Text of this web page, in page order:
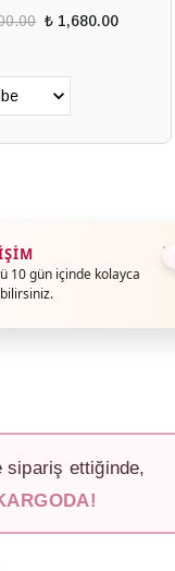
₺ 1,680.00
10 gün içinde kolayca
sipariş ettiğinde,